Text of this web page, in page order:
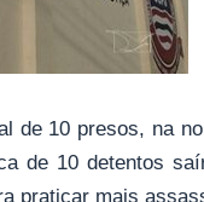
de 10 presos, na
de 10 detentos
praticar mais